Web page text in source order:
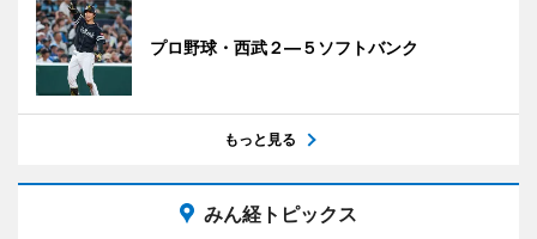
プロ野球・西武２―５ソフトバンク
もっと見る
みん経トピックス